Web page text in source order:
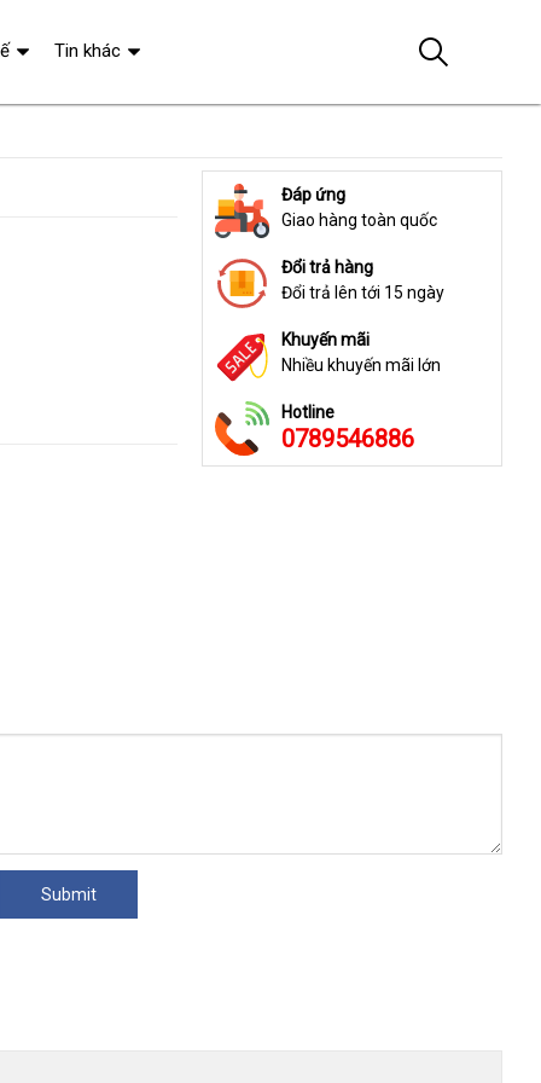
Đáp ứng
Giao hàng toàn quốc
Đổi trả hàng
Đổi trả lên tới 15 ngày
Khuyến mãi
Nhiều khuyến mãi lớn
Hotline
0789546886
Tin khác